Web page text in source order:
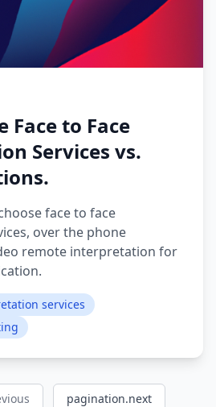
Face to Face
Services vs.
face to face
over the phone
remote interpretation for
services
pagination.next